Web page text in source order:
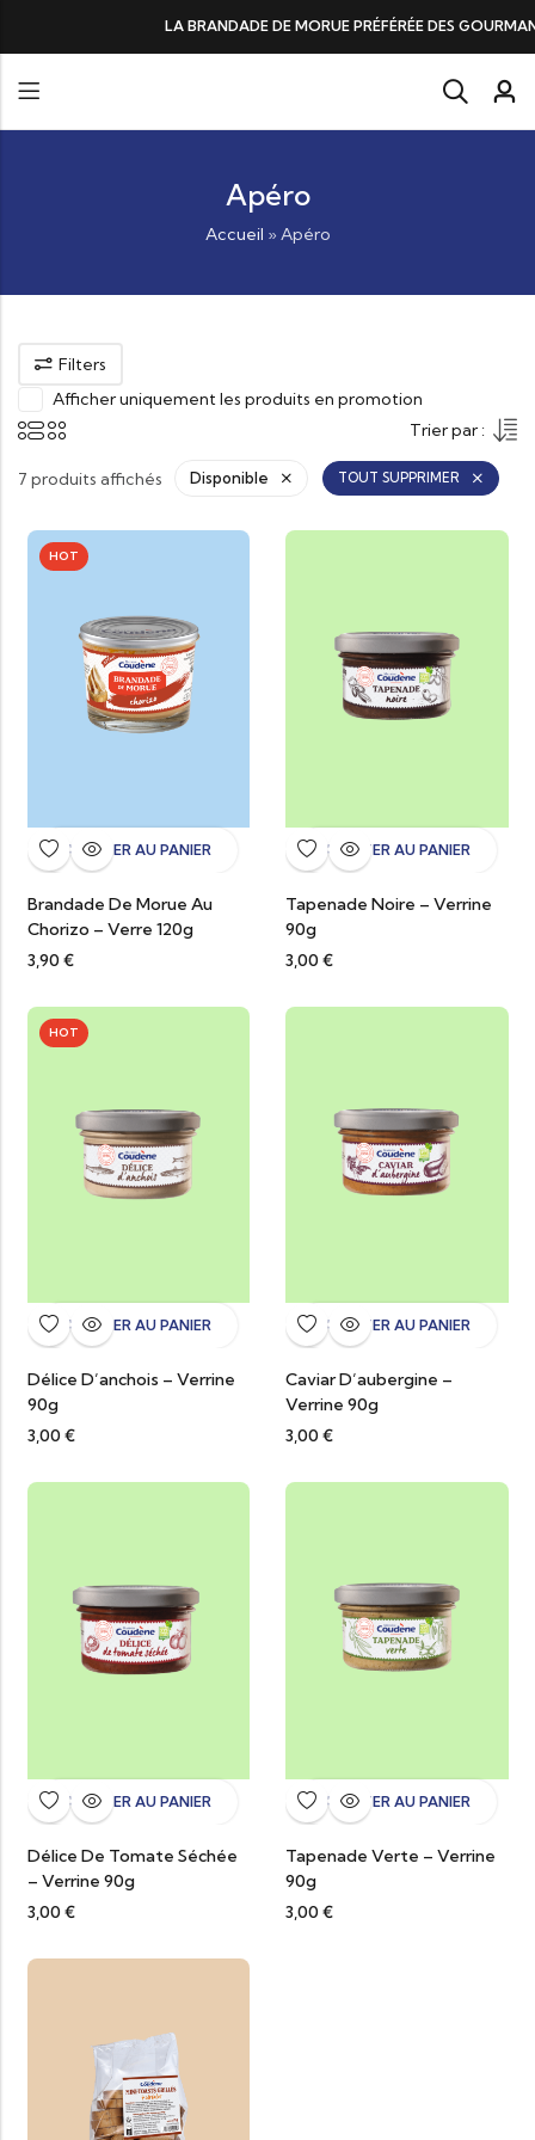
DE MORUE PRÉFÉRÉE DES GOURMANDS, N°1 DANS LES CŒURS ET
Apéro
Accueil » Apéro
Filters
Afficher uniquement les produits en promotion
Trier par :
7 produits affichés Disponible TOUT SUPPRIMER
HOT
AJOUTER AU PANIER
Brandade De Morue Au
Chorizo – Verre 120g
3,90 €
AJOUTER AU PANIER
Tapenade Noire – Verrine
90g
3,00 €
HOT
AJOUTER AU PANIER
Délice D’anchois – Verrine
90g
3,00 €
AJOUTER AU PANIER
Caviar D’aubergine –
Verrine 90g
3,00 €
AJOUTER AU PANIER
Délice De Tomate Séchée
– Verrine 90g
3,00 €
AJOUTER AU PANIER
Tapenade Verte – Verrine
90g
3,00 €